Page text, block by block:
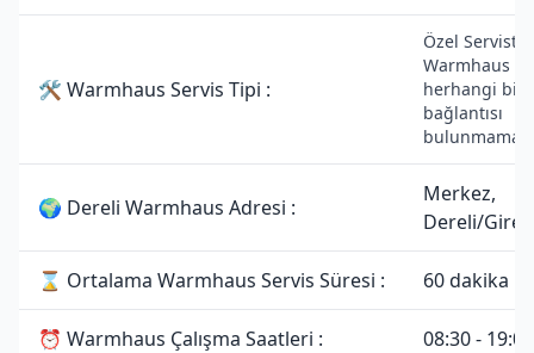
🛠 Warmhaus Servis Tipi :
Özel Servistir.
Warmhaus
herhangi bir
bağlantısı
🌍 Dereli Warmhaus Adresi :
Merkez,
Dereli/
⌛ Ortalama Warmhaus Servis Süresi : 60 dakika
⏰ Warmhaus Çalışma Saatleri : 08:30 - 19:00